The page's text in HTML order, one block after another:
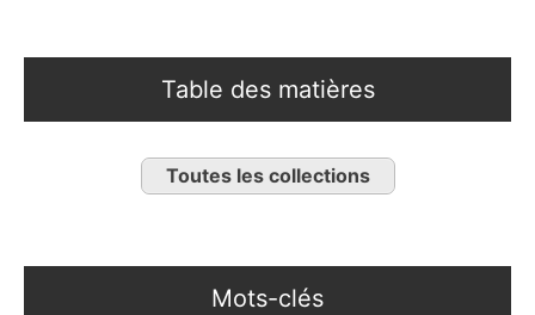
Table des matières
Toutes les collections
Mots-clés